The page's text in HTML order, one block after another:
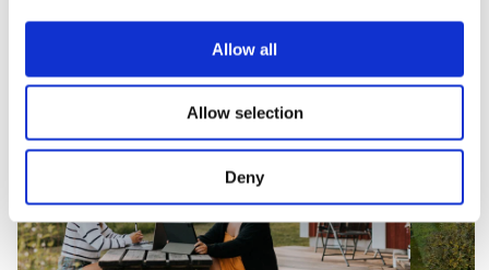
Allow all
Allow selection
Deny
laddad,
1–
Elförbrukning och eltips